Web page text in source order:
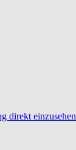
direkt einzusehen